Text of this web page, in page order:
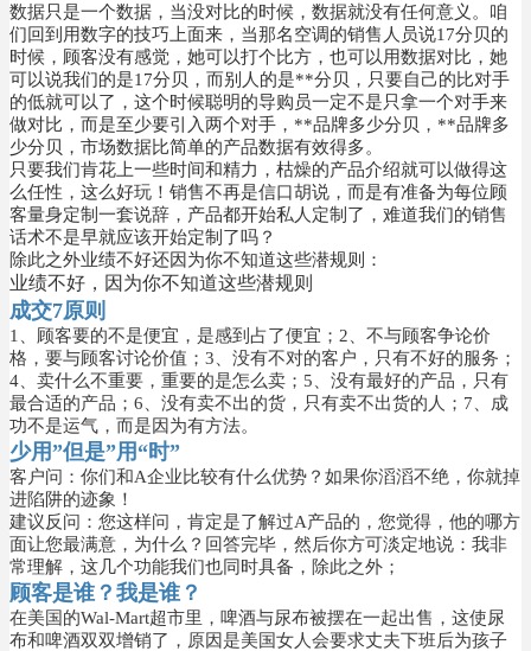
数据只是一个数据，当没对比的时候，数据就没有任何意义。咱
们回到用数字的技巧上面来，当那名空调的销售人员说17分贝的
时候，顾客没有感觉，她可以打个比方，也可以用数据对比，她
可以说我们的是17分贝，而别人的是**分贝，只要自己的比对手
的低就可以了，这个时候聪明的导购员一定不是只拿一个对手来
做对比，而是至少要引入两个对手，**品牌多少分贝，**品牌多
少分贝，市场数据比简单的产品数据有效得多。
只要我们肯花上一些时间和精力，枯燥的产品介绍就可以做得这
么任性，这么好玩！销售不再是信口胡说，而是有准备为每位顾
客量身定制一套说辞，产品都开始私人定制了，难道我们的销售
话术不是早就应该开始定制了吗？
除此之外业绩不好还因为你不知道这些潜规则：
业绩不好，因为你不知道这些潜规则
成交7原则
1、顾客要的不是便宜，是感到占了便宜； 2、不与顾客争论价
格，要与顾客讨论价值； 3、没有不对的客户，只有不好的服务；
4、卖什么不重要，重要的是怎么卖； 5、没有最好的产品，只有
最合适的产品； 6、没有卖不出的货，只有卖不出货的人； 7、成
功不是运气，而是因为有方法。
少用”但是”用“时”
客户问： 你们和A企业比较有什么优势？如果你滔滔不绝，你就掉
进陷阱的迹象！
建议反问： 您这样问，肯定是了解过A产品的，您觉得，他的哪方
面让您最满意，为什么？回答完毕，然后你方可淡定地说：我非
常理解，这几个功能我们也同时具备，除此之外；
顾客是谁？我是谁？
在美国的Wal-Mart超市里，啤酒与尿布被摆在一起出售，这使尿
布和啤酒双双增销了，原因是美国女人会要求丈夫下班后为孩子